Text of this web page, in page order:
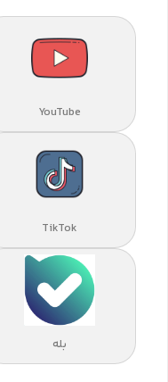
YouTube
TikTok
بله